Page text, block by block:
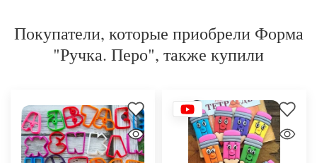
Покупатели, которые приобрели Форма
"Ручка. Перо", также купили